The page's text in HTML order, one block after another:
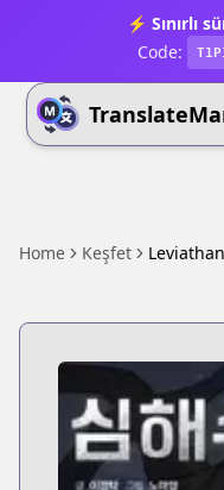
⚡ Sınırlı
Code:
Home Keşfet Leviathan